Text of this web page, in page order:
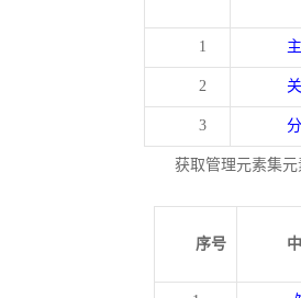
1
2
3
获取管理元素集
序号